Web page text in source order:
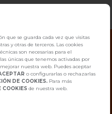
que se guarda cada vez que visitas
y otras de terceros. Las cookies
son necesarias para el
únicas que tenemos activadas por
nuestra web. Puedes aceptar
o configurarlas o rechazarlas
DE COOKIES. Para más
COOKIES de nuestra web.